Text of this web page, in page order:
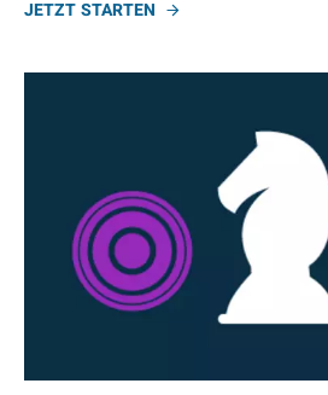
JETZT STARTEN